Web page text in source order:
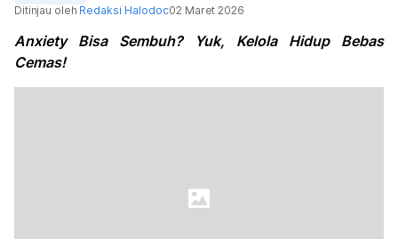
Ditinjau oleh Redaksi Halodoc02 Maret 2026
Anxiety Bisa Sembuh? Yuk, Kelola Hidup Bebas
Cemas!